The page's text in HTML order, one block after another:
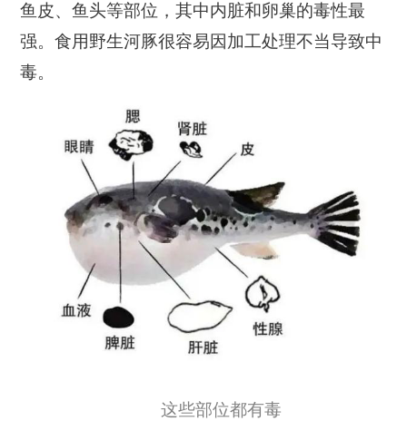
鱼皮、鱼头等部位，其中内脏和卵巢的毒性最
强。食用野生河豚很容易因加工处理不当导致中
毒。
这些部位都有毒